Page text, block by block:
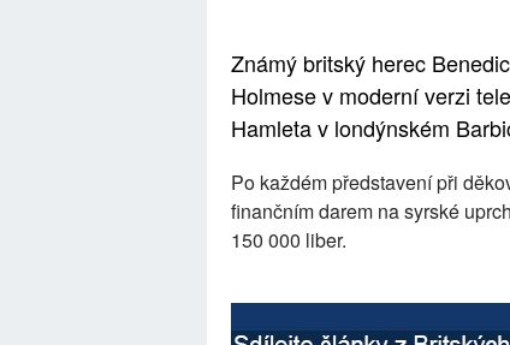
Známý britský herec
Holmese v moderní verzi
Hamleta v londýnském
Po každém představení při
finančním darem na syrské
150 000 liber.